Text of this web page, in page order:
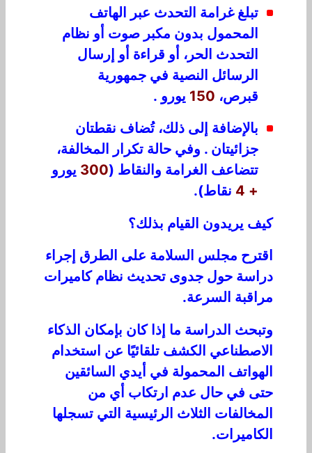
تبلغ غرامة التحدث عبر الهاتف
المحمول بدون مكبر صوت أو نظام
التحدث الحر، أو قراءة أو إرسال
الرسائل النصية في جمهورية
قبرص، 150 يورو .
بالإضافة إلى ذلك، تُضاف نقطتان
جزائيتان . وفي حالة تكرار المخالفة،
تتضاعف الغرامة والنقاط (300 يورو
+ 4
نقاط).
كيف يريدون القيام بذلك؟
اقترح مجلس السلامة على الطرق إجراء
دراسة حول جدوى تحديث نظام كاميرات
مراقبة السرعة.
وتبحث الدراسة ما إذا كان بإمكان الذكاء
الاصطناعي الكشف تلقائيًا عن استخدام
الهواتف المحمولة في أيدي السائقين
حتى في حال عدم ارتكاب أي من
المخالفات الثلاث الرئيسية التي تسجلها
الكاميرات.